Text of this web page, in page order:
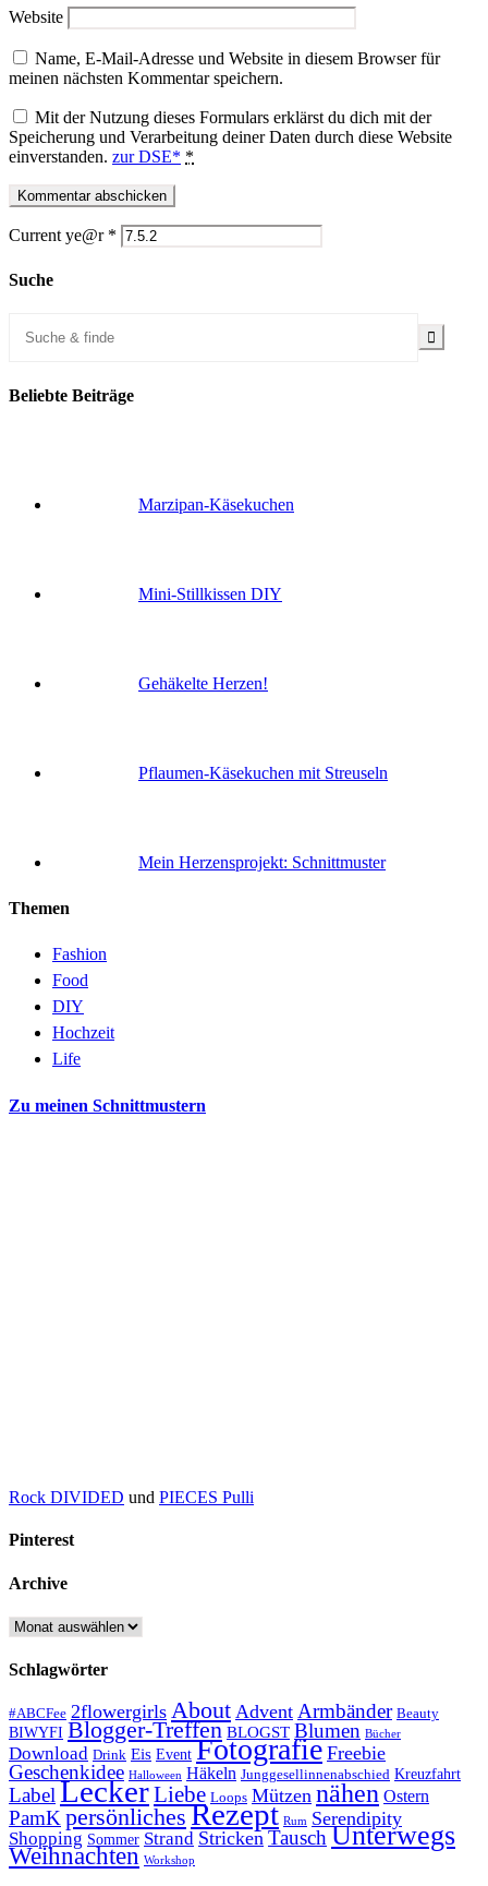
Website
Name, E-Mail-Adresse und Website in diesem Browser für
meinen nächsten Kommentar speichern.
Mit der Nutzung dieses Formulars erklärst du dich mit der
Speicherung und Verarbeitung deiner Daten durch diese Website
einverstanden. zur DSE* *
Current ye@r *
Suche
Beliebte Beiträge
Marzipan-Käsekuchen
Mini-Stillkissen DIY
Gehäkelte Herzen!
Pflaumen-Käsekuchen mit Streuseln
Mein Herzensprojekt: Schnittmuster
Themen
Fashion
Food
DIY
Hochzeit
Life
Zu meinen Schnittmustern
Rock DIVIDED und PIECES Pulli
Pinterest
Archive
Archive
Schlagwörter
#ABCFee 2flowergirls About Advent Armbänder Beauty
BIWYFI Blogger-Treffen BLOGST Blumen Bücher
Download Drink Eis Event Fotografie Freebie
Geschenkidee Halloween Häkeln Junggesellinnenabschied Kreuzfahrt
LabelLeckerLiebe Loops Mützen nähen Ostern
PamKpersönliches Rezept Rum Serendipity
Shopping Sommer Strand Stricken TauschUnterwegs
Weihnachten Workshop